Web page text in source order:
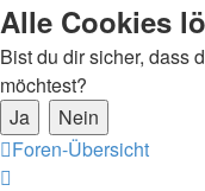
Alle Cookies
Bist du dir sicher, dass
möchtest?
Foren-Übersicht